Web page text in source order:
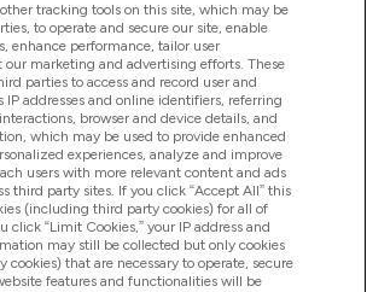
Limited (FRN: 1022962), trading as
Introducer Appointed Representative of
Services Limited (FRN: 311908) who are
by the Financial Conduct Authority as
is a credit product provided by Frasers
Limited (FRN: 311908) and is subject
For regulated payment
tracking tools on this site, which may be
to operate and secure our site, enable
enhance performance, tailor user
our marketing and advertising efforts. These
parties to access and record user and
IP addresses and online identifiers, referring
browser and device details, and
which may be used to provide enhanced
experiences, analyze and improve
users with more relevant content and ads
third party sites. If you click “Accept All” this
(including third party cookies) for all of
click “Limit Cookies,” your IP address and
may still be collected but only cookies
that are necessary to operate, secure
features and functionalities will be